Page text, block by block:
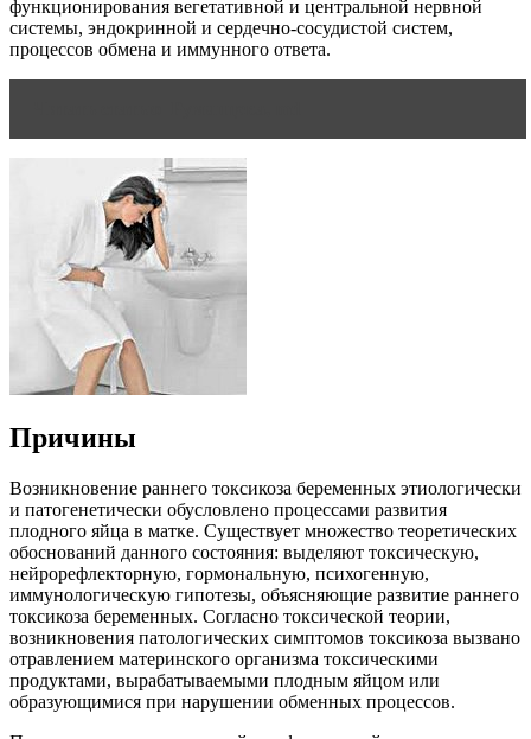
функционирования вегетативной и центральной нервной
системы, эндокринной и сердечно-сосудистой систем,
процессов обмена и иммунного ответа.
Причины
Возникновение раннего токсикоза беременных этиологически
и патогенетически обусловлено процессами развития
плодного яйца в матке. Существует множество теоретических
обоснований данного состояния: выделяют токсическую,
нейрорефлекторную, гормональную, психогенную,
иммунологическую гипотезы, объясняющие развитие раннего
токсикоза беременных. Согласно токсической теории,
возникновения патологических симптомов токсикоза вызвано
отравлением материнского организма токсическими
продуктами, вырабатываемыми плодным яйцом или
образующимися при нарушении обменных процессов.